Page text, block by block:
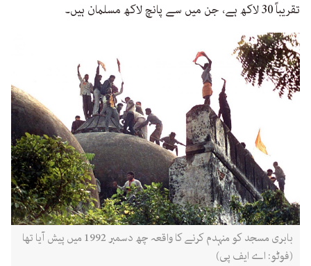
تقریباً 30 لاکھ ہے، جن میں سے پانچ لاکھ مسلمان ہیں۔
بابری مسجد کو منہدم کرنے کا واقعہ چھ دسمبر 1992 میں پیش آیا تھا
(فوٹو: اے ایف پی)